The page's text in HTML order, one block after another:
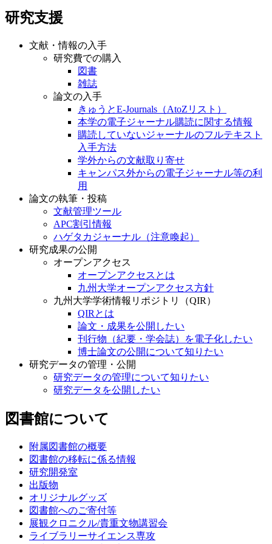
研究支援
文献・情報の入手
研究費での購入
図書
雑誌
論文の入手
きゅうとE-Journals（AtoZリスト）
本学の電子ジャーナル購読に関する情報
購読していないジャーナルのフルテキスト
入手方法
学外からの文献取り寄せ
キャンパス外からの電子ジャーナル等の利
用
論文の執筆・投稿
文献管理ツール
APC割引情報
ハゲタカジャーナル（注意喚起）
研究成果の公開
オープンアクセス
オープンアクセスとは
九州大学オープンアクセス方針
九州大学学術情報リポジトリ（QIR）
QIRとは
論文・成果を公開したい
刊行物（紀要・学会誌）を電子化したい
博士論文の公開について知りたい
研究データの管理・公開
研究データの管理について知りたい
図書館について
附属図書館の概要
図書館の移転に係る情報
研究開発室
出版物
オリジナルグッズ
図書館へのご寄付等
展観クロニクル/貴重文物講習会